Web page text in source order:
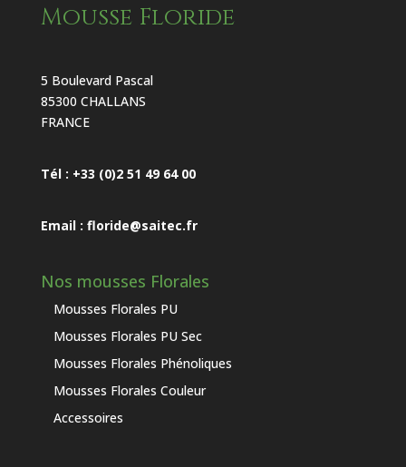
Mousse Floride
5 Boulevard Pascal
85300 CHALLANS
FRANCE
Tél : +33 (0)2 51 49 64 00
Email : floride@saitec.fr
Nos mousses Florales
Mousses Florales PU
Mousses Florales PU Sec
Mousses Florales Phénoliques
Mousses Florales Couleur
Accessoires